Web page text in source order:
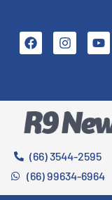
(66) 3544-2595
(66) 99634-6964